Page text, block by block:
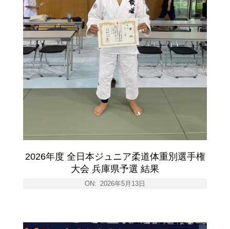
2026年度 全日本ジュニア柔道体重別選手権
大会 兵庫県予選 結果
ON: 2026年5月13日